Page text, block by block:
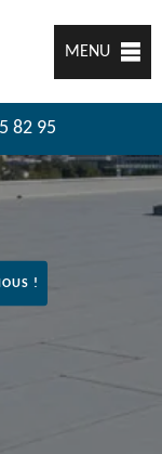
MENU
82 95
!